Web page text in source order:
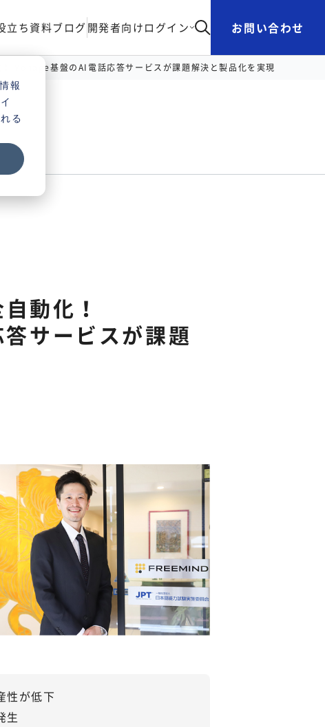
報
る
立ち資料ブログ開発者向けログイン お問い合わせ
！ Vonage基盤のAI電話応答サービスが課題解決と製品化を実現
動化！
サービスが課題
性が低下
生